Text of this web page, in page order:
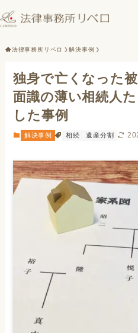
法律事務所リベロ 解決事例
独身で亡くなった
面識の薄い相続人
した事例
解決事例 相続 遺産分割